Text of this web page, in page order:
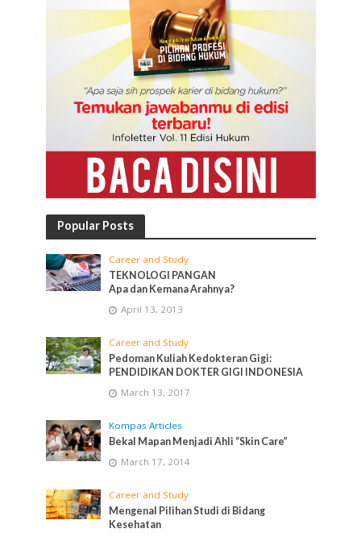
Popular Posts
Career and Study
TEKNOLOGI PANGAN
Apa dan Kemana Arahnya?
April 13, 2013
Career and Study
Pedoman Kuliah Kedokteran Gigi:
PENDIDIKAN DOKTER GIGI INDONESIA
March 13, 2017
Kompas Articles
Bekal Mapan Menjadi Ahli “Skin Care”
March 17, 2014
Career and Study
Mengenal Pilihan Studi di Bidang
Kesehatan